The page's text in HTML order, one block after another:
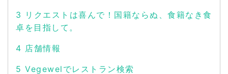
3 リクエストは喜んで！国籍ならぬ、食籍なき食
卓を目指して。
4 店舗情報
5 Vegewelでレストラン検索